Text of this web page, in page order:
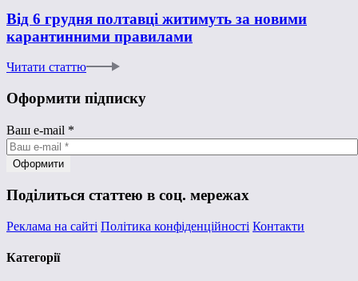
Від 6 грудня полтавці житимуть за новими
карантинними правилами
Читати статтю
Оформити підписку
Ваш e-mail *
Поділиться статтею в соц. мережах
Реклама на сайті Політика конфіденційності Контакти
Категорії